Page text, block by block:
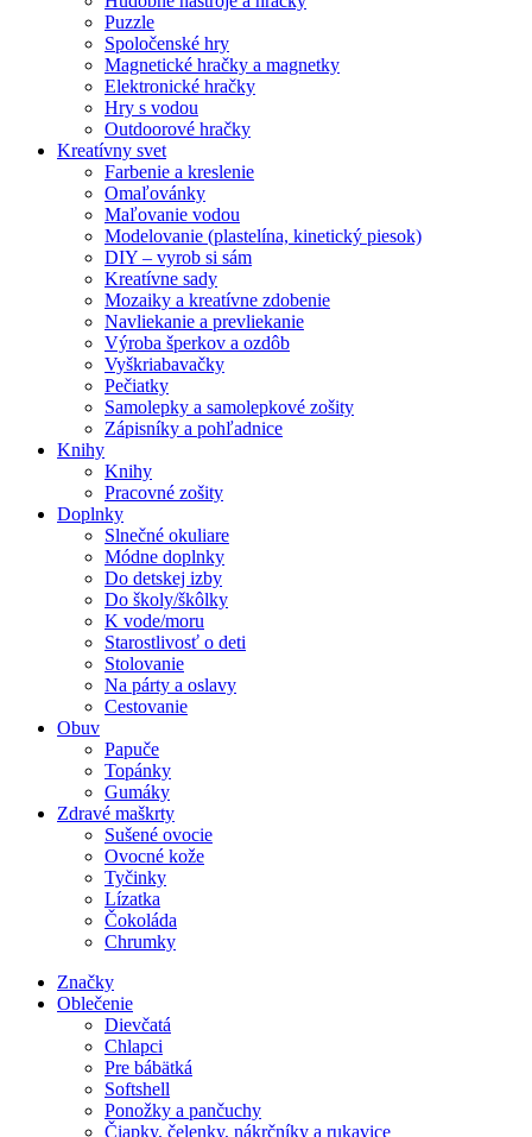
Puzzle
Spoločenské hry
Magnetické hračky a magnetky
Elektronické hračky
Hry s vodou
Outdoorové hračky
Kreatívny svet
Farbenie a kreslenie
Omaľovánky
Maľovanie vodou
Modelovanie (plastelína, kinetický piesok)
DIY – vyrob si sám
Kreatívne sady
Mozaiky a kreatívne zdobenie
Navliekanie a prevliekanie
Výroba šperkov a ozdôb
Vyškriabavačky
Pečiatky
Samolepky a samolepkové zošity
Zápisníky a pohľadnice
Knihy
Knihy
Pracovné zošity
Doplnky
Slnečné okuliare
Módne doplnky
Do detskej izby
Do školy/škôlky
K vode/moru
Starostlivosť o deti
Stolovanie
Na párty a oslavy
Cestovanie
Obuv
Papuče
Topánky
Gumáky
Zdravé maškrty
Sušené ovocie
Ovocné kože
Tyčinky
Lízatka
Čokoláda
Chrumky
Značky
Oblečenie
Dievčatá
Chlapci
Pre bábätká
Softshell
Ponožky a pančuchy
Čiapky, čelenky, nákrčníky a rukavice